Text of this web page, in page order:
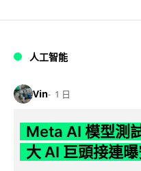
人工智能
Vin 1 日
Meta AI 模型測
大 AI 巨頭接連